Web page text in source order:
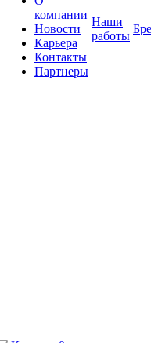
компании
Новости
Карьера
Контакты
Партнеры
Наши
работы